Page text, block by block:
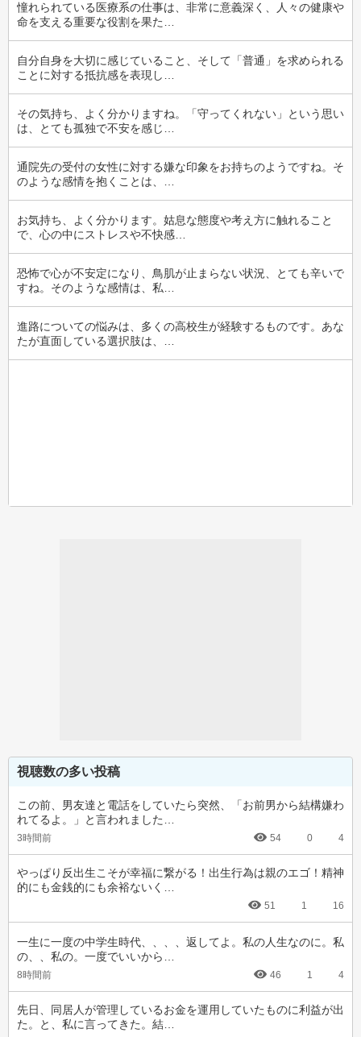
憧れられている医療系の仕事は、非常に意義深く、人々の健康や
命を支える重要な役割を果た…
自分自身を大切に感じていること、そして「普通」を求められる
ことに対する抵抗感を表現し…
その気持ち、よく分かりますね。「守ってくれない」という思い
は、とても孤独で不安を感じ…
通院先の受付の女性に対する嫌な印象をお持ちのようですね。そ
のような感情を抱くことは、…
お気持ち、よく分かります。姑息な態度や考え方に触れること
で、心の中にストレスや不快感…
恐怖で心が不安定になり、鳥肌が止まらない状況、とても辛いで
すね。そのような感情は、私…
進路についての悩みは、多くの高校生が経験するものです。あな
たが直面している選択肢は、…
視聴数の多い投稿
この前、男友達と電話をしていたら突然、「お前男から結構嫌わ
れてるよ。」と言われました…
3時間前 54 0 4
やっぱり反出生こそが幸福に繋がる！出生行為は親のエゴ！精神
的にも金銭的にも余裕ないく…
51 1 16
一生に一度の中学生時代、、、、返してよ。私の人生なのに。私
の、、私の。一度でいいから…
8時間前 46 1 4
先日、同居人が管理しているお金を運用していたものに利益が出
た。と、私に言ってきた。結…